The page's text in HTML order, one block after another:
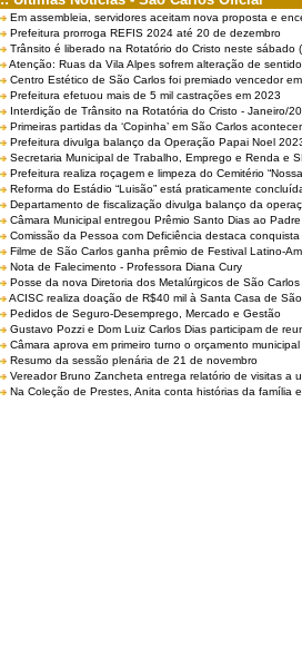
Em assembleia, servidores aceitam nova proposta e
Prefeitura prorroga REFIS 2024 até 20 de dezembro
Trânsito é liberado na Rotatório do Cristo neste sábado
Atenção: Ruas da Vila Alpes sofrem alteração de
Centro Estético de São Carlos foi premiado vencedor
Prefeitura efetuou mais de 5 mil castrações em 2023
Interdição de Trânsito na Rotatória do Cristo - Janeiro/
Primeiras partidas da ‘Copinha’ em São Carlos
Prefeitura divulga balanço da Operação Papai Noel
Secretaria Municipal de Trabalho, Emprego e Renda e
Prefeitura realiza roçagem e limpeza do Cemitério
Reforma do Estádio “Luisão” está praticamente
Departamento de fiscalização divulga balanço da
Câmara Municipal entregou Prêmio Santo Dias ao
Comissão da Pessoa com Deficiência destaca
Filme de São Carlos ganha prêmio de Festival Latino-
Nota de Falecimento - Professora Diana Cury
Posse da nova Diretoria dos Metalúrgicos de São
ACISC realiza doação de R$40 mil à Santa Casa de
Pedidos de Seguro-Desemprego, Mercado e Gestão
Gustavo Pozzi e Dom Luiz Carlos Dias participam de
Câmara aprova em primeiro turno o orçamento
Resumo da sessão plenária de 21 de novembro
Vereador Bruno Zancheta entrega relatório de visitas a
Na Coleção de Prestes, Anita conta histórias da família